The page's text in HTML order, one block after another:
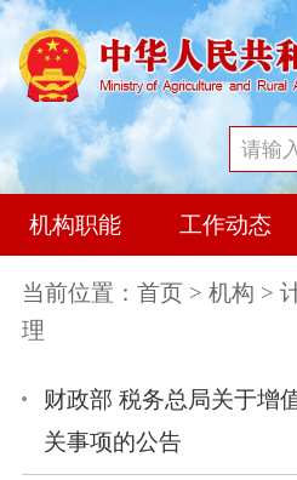
机构职能 工作动态
当前位置： 首页 > 机构 >
理
财政部 税务总局关于增
关事项的公告